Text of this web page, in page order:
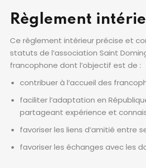
Règlement
Ce règlement intérieur précise et
statuts de l’association Saint
francophone dont l’objectif est de :
contribuer à l’accueil des
faciliter l’adaptation en
partageant expérience et
favoriser les liens d’amitié entre
favoriser les échanges avec les